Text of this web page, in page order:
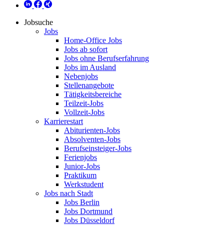
Jobsuche
Jobs
Home-Office Jobs
Jobs ab sofort
Jobs ohne Berufserfahrung
Jobs im Ausland
Nebenjobs
Stellenangebote
Tätigkeitsbereiche
Teilzeit-Jobs
Vollzeit-Jobs
Karrierestart
Abiturienten-Jobs
Absolventen-Jobs
Berufseinsteiger-Jobs
Ferienjobs
Junior-Jobs
Praktikum
Werkstudent
Jobs nach Stadt
Jobs Berlin
Jobs Dortmund
Jobs Düsseldorf